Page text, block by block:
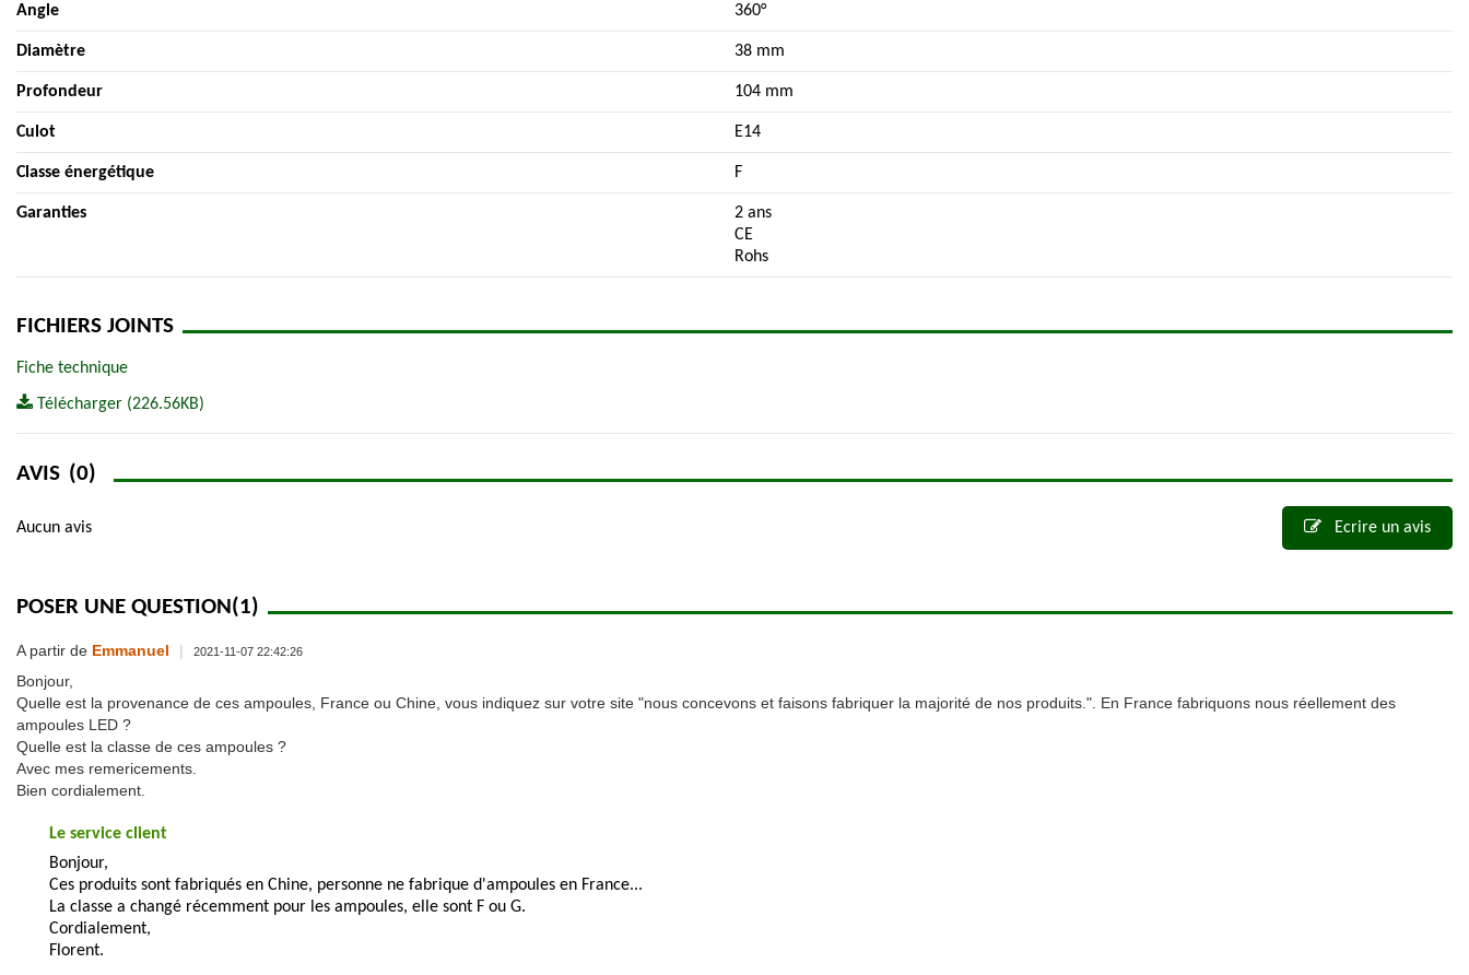
Angle 360°
Diamètre 38 mm
Profondeur 104 mm
Culot E14
Classe énergétique F
Garanties
2 ans
CE
Rohs
FICHIERS JOINTS
Fiche technique
Télécharger (226.56KB)
AVIS (0)
Aucun avis Ecrire un avis
POSER UNE QUESTION(1)
A partir de Emmanuel | 2021-11-07 22:42:26
Bonjour,
Quelle est la provenance de ces ampoules, France ou Chine, vous indiquez sur votre site "nous concevons et faisons fabriquer la majorité de nos produits.". En France fabriquons nous réellement des
ampoules LED ?
Quelle est la classe de ces ampoules ?
Avec mes remericements.
Bien cordialement.
Le service client
Bonjour,
Ces produits sont fabriqués en Chine, personne ne fabrique d'ampoules en France...
La classe a changé récemment pour les ampoules, elle sont F ou G.
Cordialement,
Florent.